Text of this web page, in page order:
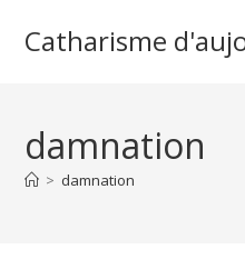
Catharisme
damnation
> damnation